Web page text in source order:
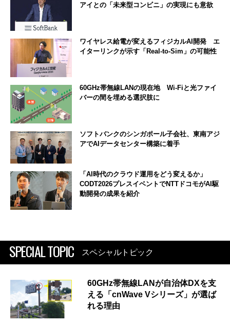
アイとの「未来型コンビニ」の実現にも意欲
ワイヤレス給電が変えるフィジカルAI開発 エ
イターリンクが示す「Real-to-Sim」の可能性
60GHz帯無線LANの現在地 Wi-Fiと光ファイ
バーの間を埋める選択肢に
ソフトバンクのシンガポール子会社、東南アジ
アでAIデータセンター構築に着手
「AI時代のクラウド運用をどう変えるか」
CODT2026プレスイベントでNTTドコモがAI駆
動開発の成果を紹介
SPECIAL TOPIC スペシャルトピック
60GHz帯無線LANが自治体DXを支
える「cnWave Vシリーズ」が選ば
れる理由